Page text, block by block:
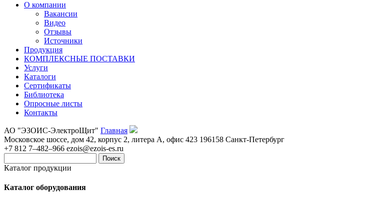
О компании
Вакансии
Видео
Отзывы
Источники
Продукция
КОМПЛЕКСНЫЕ ПОСТАВКИ
Услуги
Каталоги
Сертификаты
Библиотека
Опросные листы
Контакты
АО "ЭЗОИС-ЭлектроЩит" Главная
Московское шоссе, дом 42, корпус 2, литера А, офис 423 196158 Санкт-Петербург
+7 812 7–482–966 ezois@ezois-es.ru
Поиск
Каталог продукции
Каталог оборудования